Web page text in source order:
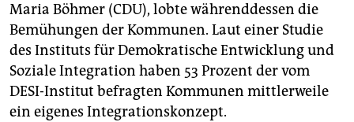
Maria Böhmer (CDU), lobte währenddessen die
Bemühungen der Kommunen. Laut einer Studie
des Instituts für Demokratische Entwicklung und
Soziale Integration haben 53 Prozent der vom
DESI-Institut befragten Kommunen mittlerweile
ein eigenes Integrationskonzept.